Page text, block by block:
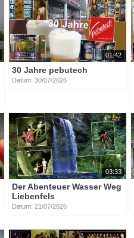
01:42
30 Jahre pebutech
Datum: 30/07/2026
03:33
Der Abenteuer Wasser Weg
Liebenfels
Datum: 21/07/2026